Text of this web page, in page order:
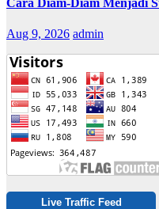
Aug 9, 2026 admin
Live Traffic Feed